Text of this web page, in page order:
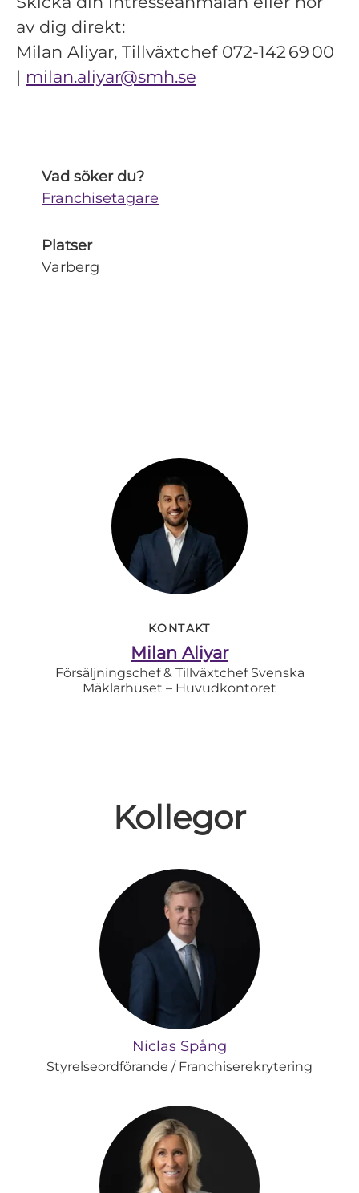
av dig direkt:
Milan Aliyar, Tillväxtchef 072‑142 69 00
| milan.aliyar@smh.se
Vad söker du?
Franchisetagare
Platser
Varberg
KONTAKT
Milan Aliyar
Försäljningschef & Tillväxtchef Svenska
Mäklarhuset – Huvudkontoret
Kollegor
Niclas Spång
Styrelseordförande / Franchiserekrytering